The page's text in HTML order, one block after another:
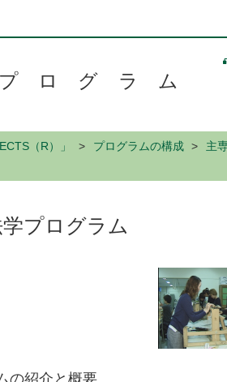
ログラム
（R）」 プログラムの構成 主
プログラム
の紹介と概要